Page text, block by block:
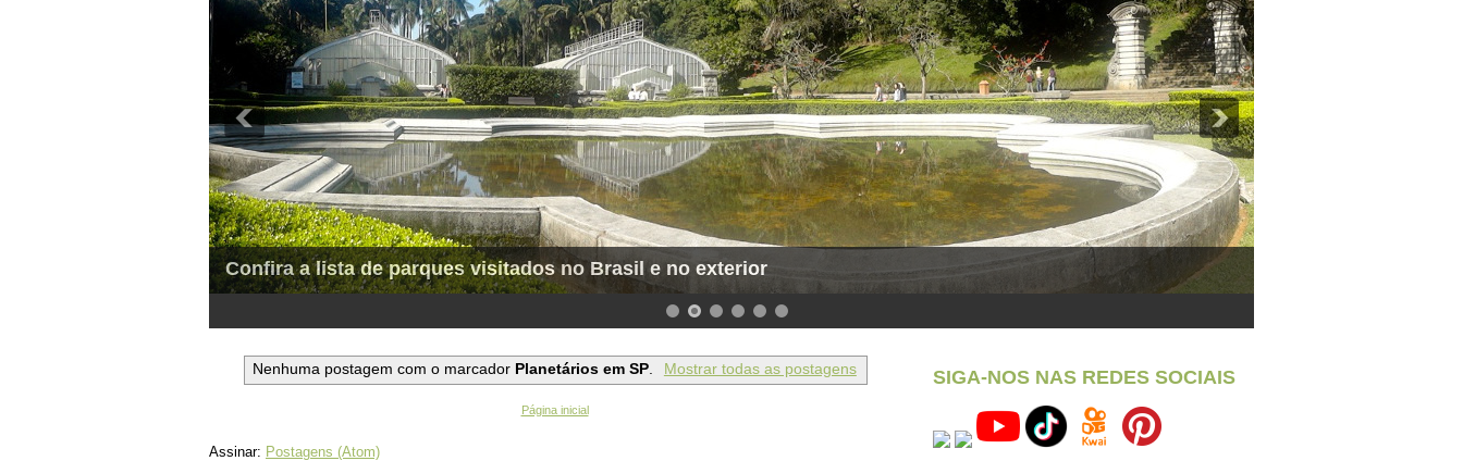
Confira a lista de parques visitados no Brasil e no exterior
Nenhuma postagem com o marcador Planetários em SP. Mostrar todas as postagens
Página inicial
Assinar: Postagens (Atom)
SIGA-NOS NAS REDES SOCIAIS